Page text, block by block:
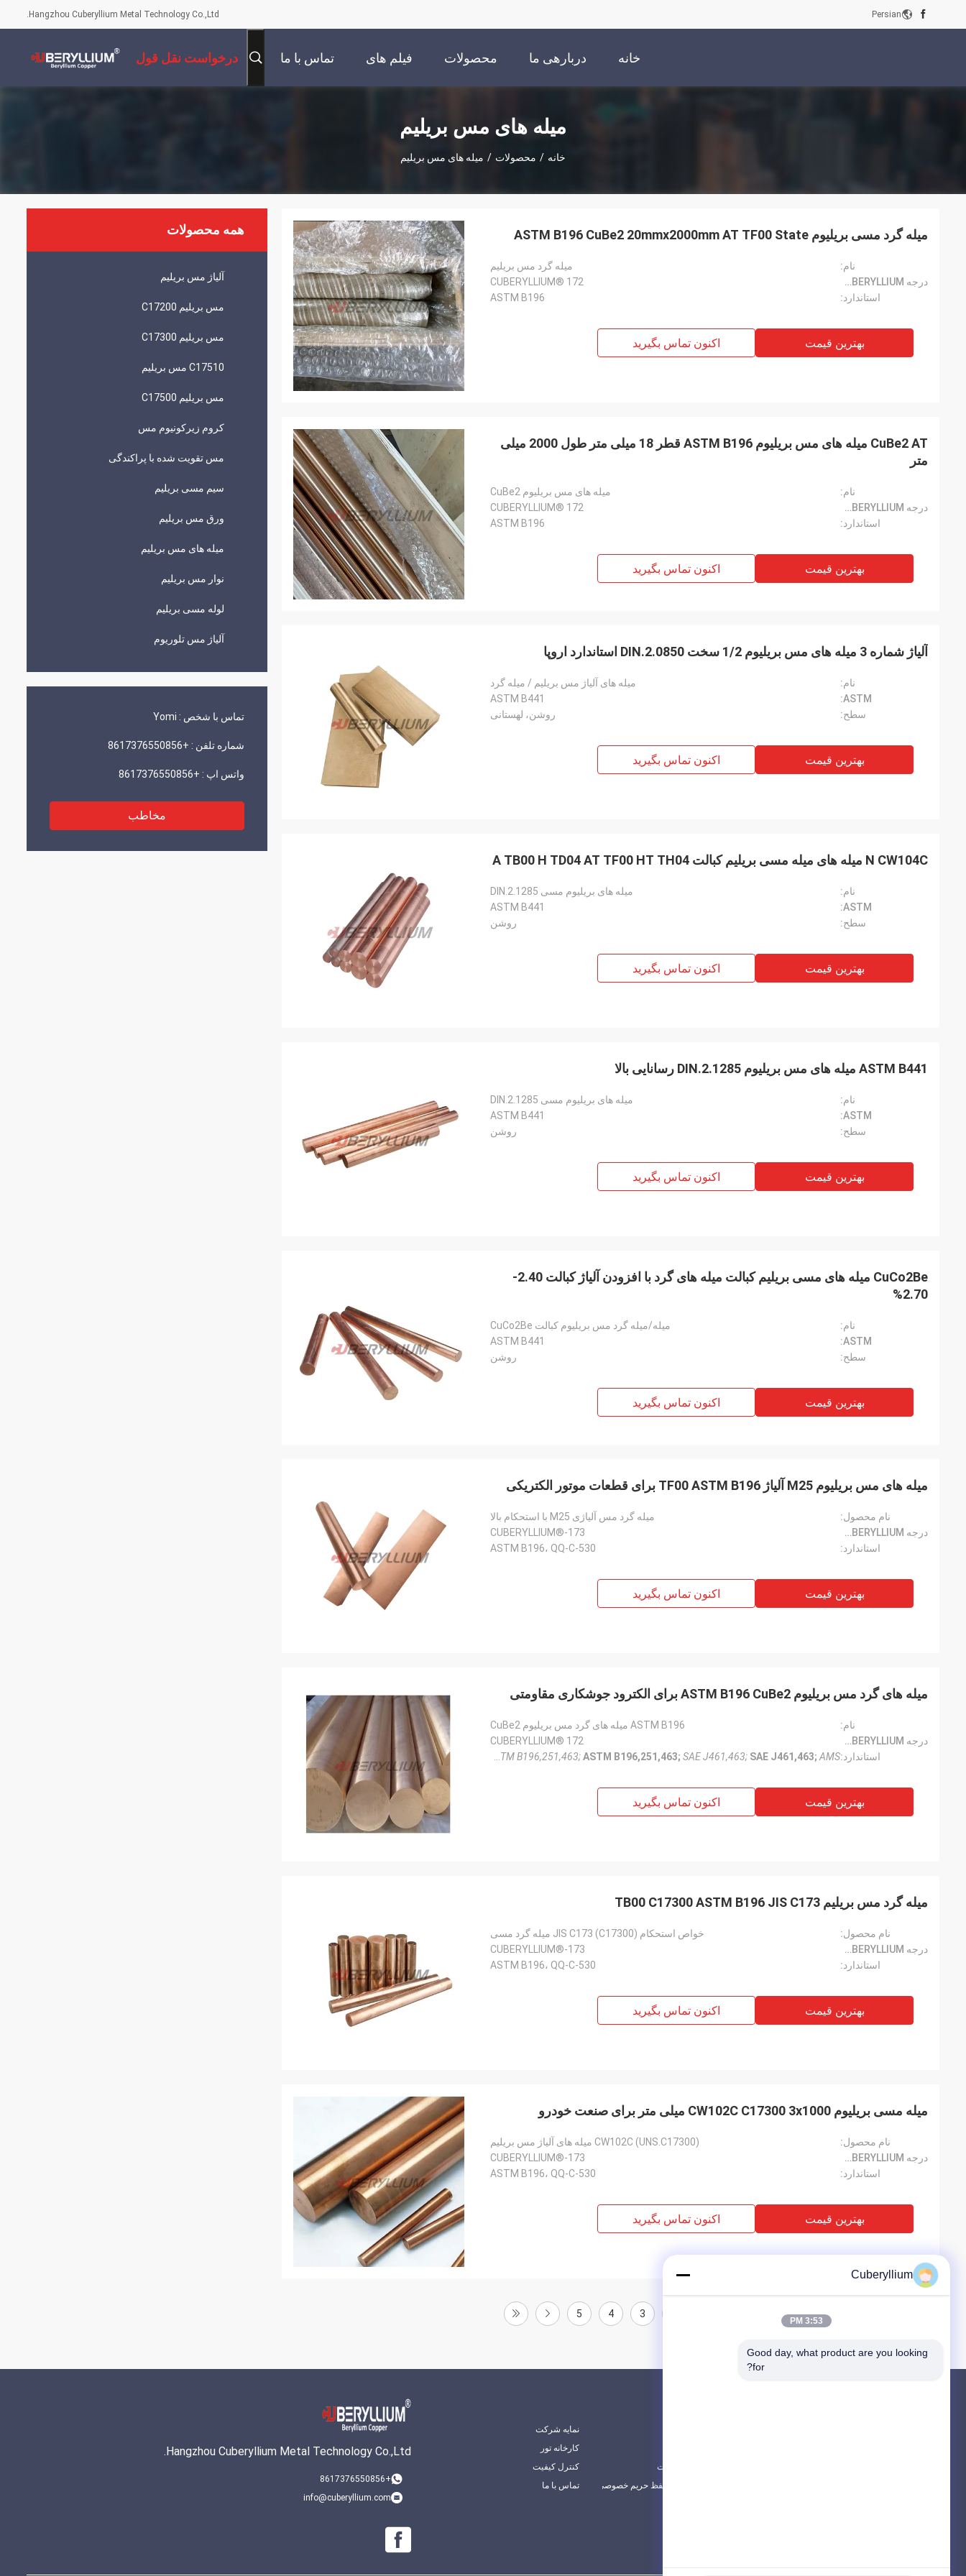
Hangzhou Cuberyllium Metal Technology Co.,Ltd. Persian
خانه دربارهی ما محصولات فیلم های تماس با ما درخواست نقل قول
میله های مس بریلیم
خانه / محصولات / میله های مس بریلیم
همه محصولات
آلیاژ مس بریلیم
مس بریلیم C17200
مس بریلیم C17300
C17510 مس بریلیم
مس بریلیم C17500
کروم زیرکونیوم مس
مس تقویت شده با پراکندگی
سیم مسی بریلیم
ورق مس بریلیم
میله های مس بریلیم
نوار مس بریلیم
لوله مسی بریلیم
آلیاژ مس تلوریوم
تماس با شخص : Yomi
شماره تلفن : +8617376550856
واتس اپ : +8617376550856
مخاطب
میله گرد مسی بریلیوم ASTM B196 CuBe2 20mmx2000mm AT TF00 State
نام:
میله گرد مس بریلیم
درجه CUBERYLLIUM®:
CUBERYLLIUM® 172
استاندارد:
ASTM B196
بهترین قیمت اکنون تماس بگیرید
CuBe2 AT میله های مس بریلیوم ASTM B196 قطر 18 میلی متر طول 2000 میلی
متر
نام:
میله های مس بریلیوم CuBe2
درجه CUBERYLLIUM®:
CUBERYLLIUM® 172
استاندارد:
ASTM B196
بهترین قیمت اکنون تماس بگیرید
آلیاژ شماره 3 میله های مس بریلیوم 1/2 سخت DIN.2.0850 استاندارد اروپا
نام:
میله های آلیاژ مس بریلیم / میله گرد
ASTM:
ASTM B441
سطح:
روشن، لهستانی
بهترین قیمت اکنون تماس بگیرید
N CW104C میله های میله مسی بریلیم کبالت A TB00 H TD04 AT TF00 HT TH04
نام:
میله های بریلیوم مسی DIN.2.1285
ASTM:
ASTM B441
سطح:
روشن
بهترین قیمت اکنون تماس بگیرید
ASTM B441 میله های مس بریلیوم DIN.2.1285 رسانایی بالا
نام:
میله های بریلیوم مسی DIN.2.1285
ASTM:
ASTM B441
سطح:
روشن
بهترین قیمت اکنون تماس بگیرید
CuCo2Be میله های مسی بریلیم کبالت میله های گرد با افزودن آلیاژ کبالت 2.40-
2.70%
نام:
میله/میله گرد مس بریلیوم کبالت CuCo2Be
ASTM:
ASTM B441
سطح:
روشن
بهترین قیمت اکنون تماس بگیرید
میله های مس بریلیوم M25 آلیاژ TF00 ASTM B196 برای قطعات موتور الکتریکی
نام محصول:
میله گرد مس آلیاژی M25 با استحکام بالا
درجه CUBERYLLIUM®:
CUBERYLLIUM®-173
استاندارد:
ASTM B196، QQ-C-530
بهترین قیمت اکنون تماس بگیرید
میله های گرد مس بریلیوم ASTM B196 CuBe2 برای الکترود جوشکاری مقاومتی
نام:
ASTM B196 میله های گرد مس بریلیوم CuBe2
درجه CUBERYLLIUM®:
CUBERYLLIUM® 172
استاندارد:
ASTM B196,251,463; SAE J461,463; SAE J461,463; AMS
بهترین قیمت اکنون تماس بگیرید
میله گرد مس بریلیم TB00 C17300 ASTM B196 JIS C173
نام محصول:
خواص استحکام JIS C173 (C17300) میله گرد مسی
درجه CUBERYLLIUM®:
CUBERYLLIUM®-173
استاندارد:
ASTM B196، QQ-C-530
بهترین قیمت اکنون تماس بگیرید
میله مسی بریلیوم CW102C C17300 3x1000 میلی متر برای صنعت خودرو
نام محصول:
CW102C (UNS.C17300) میله های آلیاژ مس بریلیم
درجه CUBERYLLIUM®:
CUBERYLLIUM®-173
استاندارد:
ASTM B196، QQ-C-530
بهترین قیمت اکنون تماس بگیرید
3
4
5
Hangzhou Cuberyllium Metal Technology Co.,Ltd.
+8617376550856
info@cuberyllium.com
نمایه شرکت
کارخانه تور
کنترل کیفیت
تماس با ما
نقشه سایت
سیاست حفظ حریم خصوصی
Cuberyllium
3:53 PM
Good day, what product are you looking
for?